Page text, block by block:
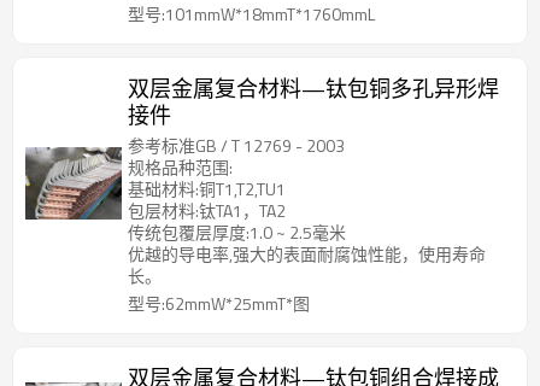
型号:101mmW*18mmT*1760mmL
双层金属复合材料—钛包铜多孔异形焊
接件
参考标准GB / T 12769 - 2003
规格品种范围:
基础材料:铜T1,T2,TU1
包层材料:钛TA1，TA2
传统包覆层厚度:1.0 ~ 2.5毫米
优越的导电率,强大的表面耐腐蚀性能，使用寿命
长。
型号:62mmW*25mmT*图
双层金属复合材料—钛包铜组合焊接成